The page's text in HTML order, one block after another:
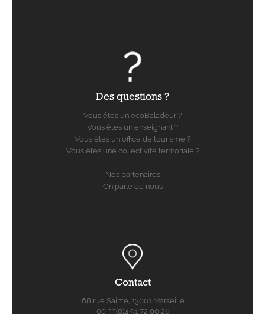
Des questions ?
Vous êtes un ecoBaladeur ?
Vous êtes un enseignant ?
Vous êtes un office de tourisme ?
Vous êtes une collectivité territoriale ?
Nos partenaires
On parle de nous
Contact
68 rue Sainte, 13001 Marseille
00 33(0)4 91 72 00 26